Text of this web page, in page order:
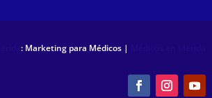
: Marketing para Médicos |